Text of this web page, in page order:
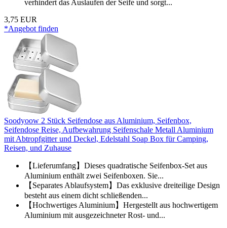
verhindert das Auslaufen der Seife und sorgt...
3,75 EUR
*Angebot finden
Soodyoow 2 Stück Seifendose aus Aluminium, Seifenbox,
Seifendose Reise, Aufbewahrung Seifenschale Metall Aluminium
mit Abtropfgitter und Deckel, Edelstahl Soap Box für Camping,
Reisen, und Zuhause
【Lieferumfang】Dieses quadratische Seifenbox-Set aus
Aluminium enthält zwei Seifenboxen. Sie...
【Separates Ablaufsystem】Das exklusive dreiteilige Design
besteht aus einem dicht schließenden...
【Hochwertiges Aluminium】Hergestellt aus hochwertigem
Aluminium mit ausgezeichneter Rost- und...